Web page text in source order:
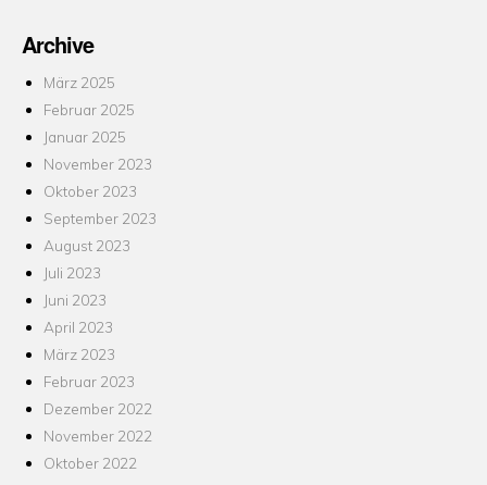
Archive
März 2025
Februar 2025
Januar 2025
November 2023
Oktober 2023
September 2023
August 2023
Juli 2023
Juni 2023
April 2023
März 2023
Februar 2023
Dezember 2022
November 2022
Oktober 2022